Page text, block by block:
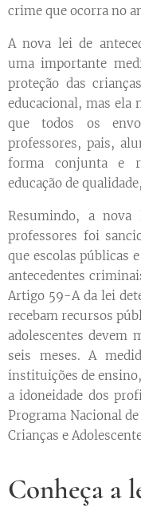
crime que ocorra no
A nova lei de
uma importante
proteção das
educacional, mas ela
que todos os
professores, pais,
forma conjunta e
educação de
Resumindo, a nova
professores foi
que escolas públicas
antecedentes
Artigo 59-A da lei
recebam recursos
adolescentes devem
seis meses. A
instituições de
a idoneidade dos
Programa Nacional
Crianças e
Conheça a